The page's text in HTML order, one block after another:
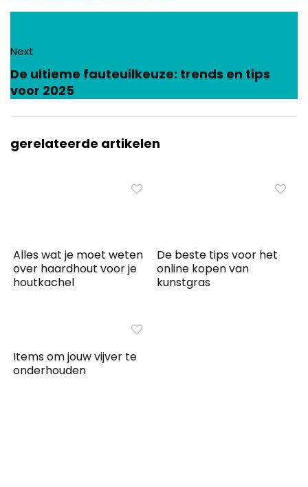
Next
De ultieme fauteuilkeuze: trends en tips
voor 2025
gerelateerde artikelen
Alles wat je moet weten
over haardhout voor je
houtkachel
De beste tips voor het
online kopen van
kunstgras
Items om jouw vijver te
onderhouden